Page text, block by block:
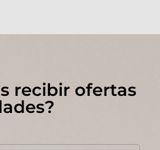
recibir ofertas